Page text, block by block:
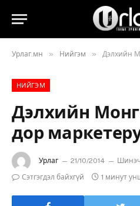
Урлаг.мн » Нийгэм » Дэлхийн
НИЙГЭМ
Дэлхийн
дор
Урлаг 21/10/2014
Сэтгэгдэл байхгүй
1 минут